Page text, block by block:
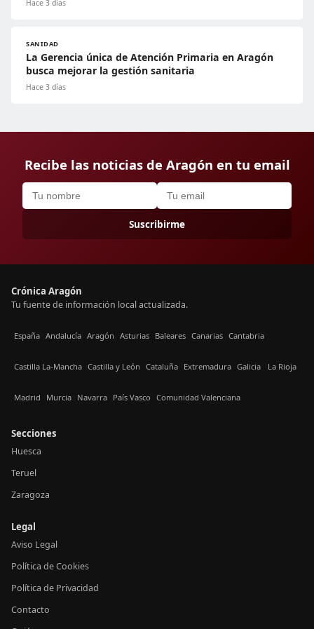
Hace 3 días
SANIDAD
La Gerencia única de Atención Primaria en Aragón
busca mejorar la gestión sanitaria
Hace 3 días
Recibe las noticias de Aragón en tu email
Suscribirme
Crónica Aragón
Tu fuente de información local actualizada.
España Andalucía Aragón Asturias Baleares Canarias Cantabria
Castilla La-Mancha Castilla y León Cataluña Extremadura Galicia La Rioja
Madrid Murcia Navarra País Vasco Comunidad Valenciana
Secciones
Huesca
Teruel
Zaragoza
Legal
Aviso Legal
Política de Cookies
Política de Privacidad
Contacto